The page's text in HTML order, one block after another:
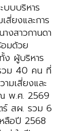
บบริหาร
สี่ยงและการ
นางสาวกานดา
มด้วย
ง ผู้บริหาร
วม 40 คน ที่
มเสี่ยงและ
พ.ศ. 2569
ร์ สผ. รวม 6
หลือปี 2568